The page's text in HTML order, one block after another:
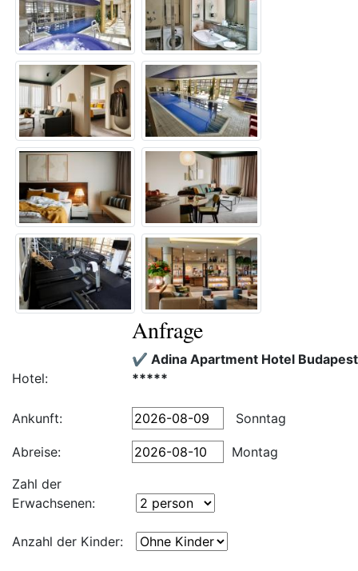
Anfrage
Hotel:
✔️ Adina Apartment Hotel Budapest
*****
Ankunft: Sonntag
Abreise:
Montag
Zahl der
Erwachsenen:
Anzahl der Kinder: